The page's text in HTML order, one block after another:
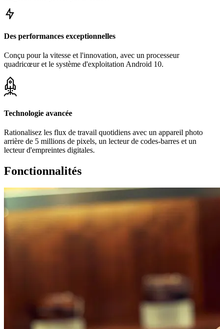
Des performances exceptionnelles
Conçu pour la vitesse et l'innovation, avec un processeur
quadricœur et le système d'exploitation Android 10.
Technologie avancée
Rationalisez les flux de travail quotidiens avec un appareil photo
arrière de 5 millions de pixels, un lecteur de codes-barres et un
lecteur d'empreintes digitales.
Fonctionnalités